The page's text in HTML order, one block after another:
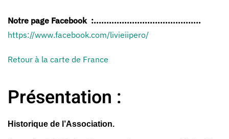
Notre page Facebook :..........................................
https://www.facebook.com/livieiipero/
Retour à la carte de France
Présentation :
Historique de l’Association.